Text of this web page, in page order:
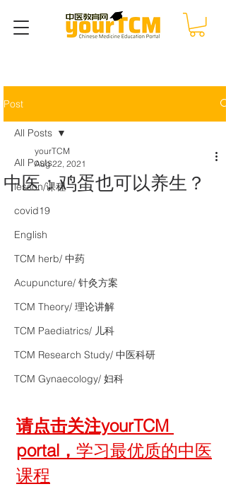
Post
All Posts
lesson/课程
covid19
English
TCM herb/ 中药
Acupuncture/ 针灸方案
TCM Theory/ 理论讲解
TCM Paediatrics/ 儿科
TCM Research Study/ 中医科研
TCM Gynaecology/ 妇科
All Posts
中医：鸡蛋也可以养生？
yourTCM
Aug 22, 2021
请点击关注yourTCM
portal， 学习最优质的中医
课程